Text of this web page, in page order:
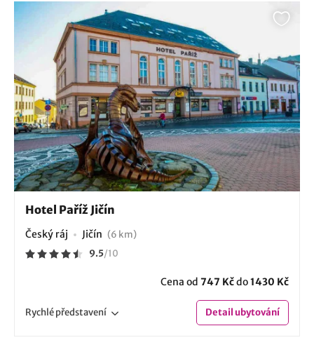
Hotel Paříž Jičín
Český ráj Jičín (6 km)
9.5/10
Cena od 747 Kčdo1430 Kč
Rychlépředstavení Detailubytování